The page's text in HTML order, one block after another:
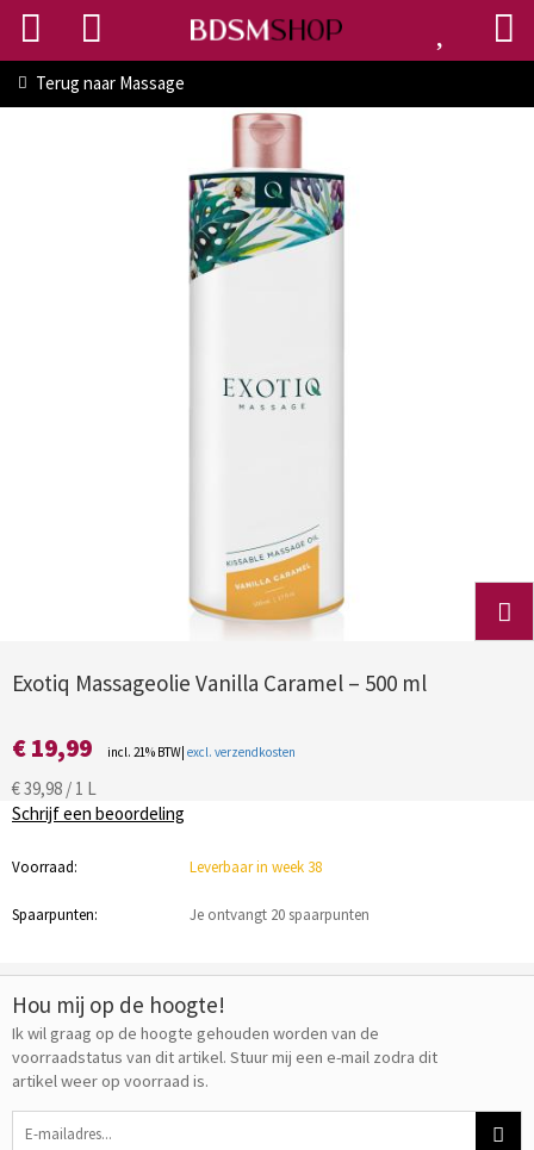
Terug naar Massage
Exotiq Massageolie Vanilla Caramel – 500 ml
€ 19,99 incl. 21% BTW| excl. verzendkosten
€ 39,98 / 1 L
Schrijf een beoordeling
Voorraad: Leverbaar in week 38
Spaarpunten: Je ontvangt 20 spaarpunten
Hou mij op de hoogte!
Ik wil graag op de hoogte gehouden worden van de
voorraadstatus van dit artikel. Stuur mij een e-mail zodra dit
artikel weer op voorraad is.